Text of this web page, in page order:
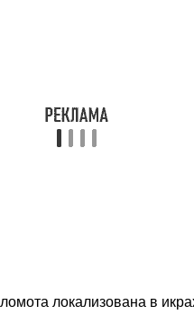
ломота локализована в